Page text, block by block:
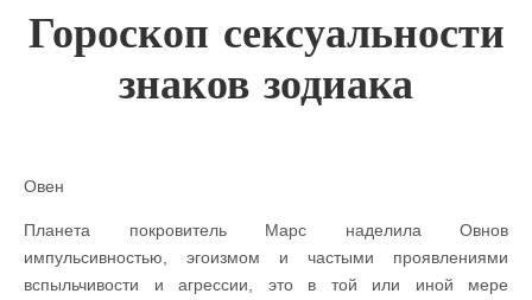
Гороскоп сексуальности
знаков зодиака
Овен
Планета покровитель Марс наделила Овнов
импульсивностью, эгоизмом и частыми проявлениями
вспыльчивости и агрессии, это в той или иной мере